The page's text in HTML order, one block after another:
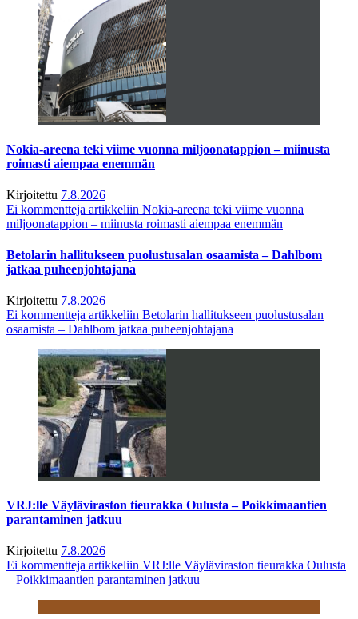
Nokia-areena teki viime vuonna miljoonatappion – miinusta
roimasti aiempaa enemmän
Kirjoitettu 7.8.2026
Ei kommentteja artikkeliin Nokia-areena teki viime vuonna
miljoonatappion – miinusta roimasti aiempaa enemmän
Betolarin hallitukseen puolustusalan osaamista – Dahlbom
jatkaa puheenjohtajana
Kirjoitettu 7.8.2026
Ei kommentteja artikkeliin Betolarin hallitukseen puolustusalan
osaamista – Dahlbom jatkaa puheenjohtajana
VRJ:lle Väyläviraston tieurakka Oulusta – Poikkimaantien
parantaminen jatkuu
Kirjoitettu 7.8.2026
Ei kommentteja artikkeliin VRJ:lle Väyläviraston tieurakka Oulusta
– Poikkimaantien parantaminen jatkuu